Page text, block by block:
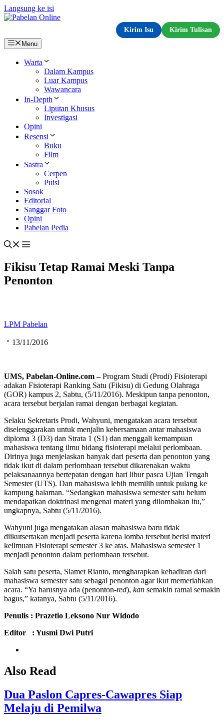
Langsung ke isi
Kirim Isu
Kirim Tulisan
Menu
Warta
Dalam Kampus
Luar Kampus
Wawancara
In-Depth
Liputan Khusus
Investigasi
Opini
Resensi
Buku
Film
Sastra
Cerpen
Puisi
Sosok
Editorial
Sanggar Foto
Opini
Pabelan Pedia
Fikisu Tetap Ramai Meski Tanpa
Penonton
LPM Pabelan
13/11/2016
UMS, Pabelan-Online.com –Program Studi (Prodi) Fisioterapi
adakan Fisioterapi Ranking Satu (Fikisu) di Gedung Olahraga
(GOR) kampus 2, Sabtu, (5/11/2016). Meskipun tanpa penonton,
acara tersebut berjalan ramai dengan berbagai kegiatan.
Selaku Sekretaris Prodi, Wahyuni, mengatakan acara tersebut
diselenggarakan untuk menjalin kebersamaan antar mahasiswa
diploma 3 (D3) dan Strata 1 (S1) dan menggali kemampuan
mahasiswa tentang ilmu bidang fisioterapi melalui perlombaan.
Dirinya juga menjelaskan banyak dari peserta dan penonton yang
tidak ikut di dalam perlombaan tersebut dikarenakan waktu
pelaksanaannya bertepatan dengan hari libur pasca Ujian Tengah
Semester (UTS). Dan mahasiswa lebih memilih untuk pulang ke
kampung halaman. “Sedangkan mahasiswa semester satu belum
mendapatkan doktrinasi mengenai materi yang dilombakan itu,”
ungkapnya, Sabtu (5/11/2016).
Wahyuni juga mengatakan alasan mahasiswa baru tidak
diikutsertakan menjadi peserta karena lomba tersebut berisi materi
keilmuan Fisioterapi semester 3 ke atas. Mahasiswa semester 1
menjadi penonton dalam perlombaan tersebut.
Salah satu peserta, Slamet Rianto, mengharapkan kehadiran dari
mahasiswa semester satu sebagai penonton agar ikut memeriahkan
acara. “Ya harusnya ada (penonton-red), kan semakin ramai semakin
bagus,” katanya, Sabtu (5/11/2016).
Penulis : Prazetio Leksono Nur Widodo
Editor : Yusmi Dwi Putri
Also Read
Dua Paslon Capres-Cawapres Siap
Melaju di Pemilwa